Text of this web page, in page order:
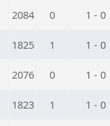
2084 0 1 - 0
1825 1 1 - 0
2076 0 1 - 0
1823 1 1 - 0